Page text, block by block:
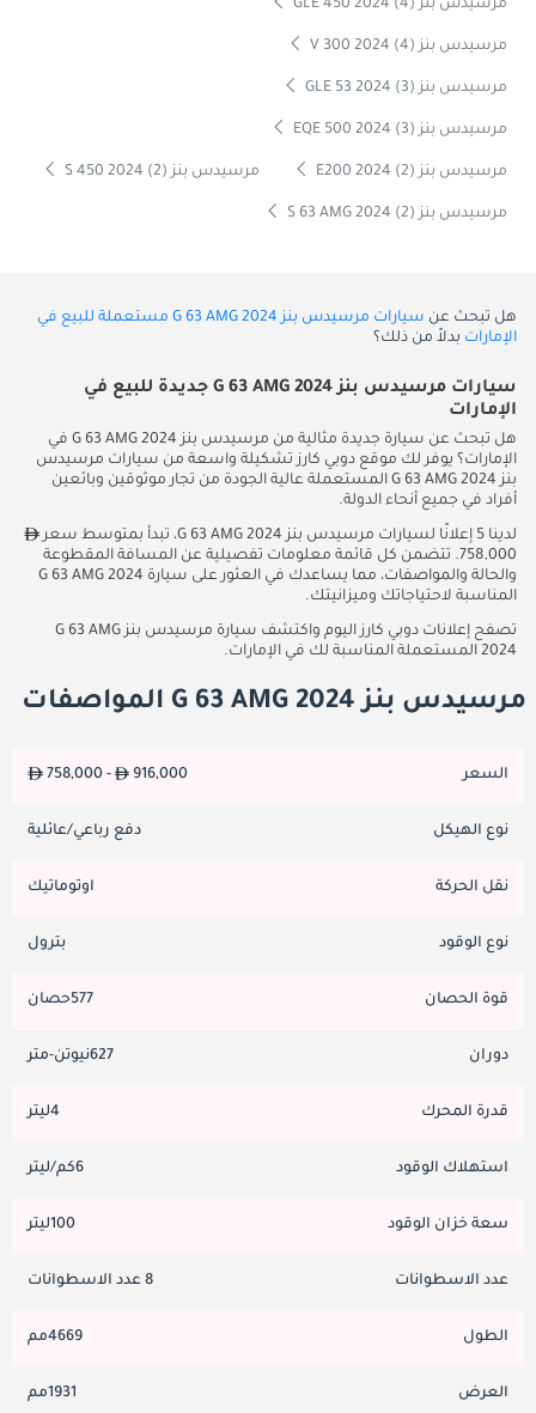
مرسيدس بنز GLE 450 2024 (4)
مرسيدس بنز V 300 2024 (4)
مرسيدس بنز GLE 53 2024 (3)
مرسيدس بنز EQE 500 2024 (3)
مرسيدس بنز E200 2024 (2) مرسيدس بنز S 450 2024 (2)
مرسيدس بنز S 63 AMG 2024 (2)
هل تبحث عن
سيارات مرسيدس بنز G 63 AMG 2024 مستعملة للبيع في
الإمارات بدلاً من ذلك؟
سيارات مرسيدس بنز G 63 AMG 2024 جديدة للبيع في
الإمارات
هل تبحث عن سيارة جديدة مثالية من مرسيدس بنز G 63 AMG 2024 في
الإمارات؟ يوفر لك موقع دوبي كارز تشكيلة واسعة من سيارات مرسيدس
بنز G 63 AMG 2024 المستعملة عالية الجودة من تجار موثوقين وبائعين
أفراد في جميع أنحاء الدولة.
لدينا 5 إعلانًا لسيارات مرسيدس بنز G 63 AMG 2024، تبدأ بمتوسط سعر
758,000. تتضمن كل قائمة معلومات تفصيلية عن المسافة المقطوعة
والحالة والمواصفات، مما يساعدك في العثور على سيارة G 63 AMG 2024
المناسبة لاحتياجاتك وميزانيتك.
تصفح إعلانات دوبي كارز اليوم واكتشف سيارة مرسيدس بنز G 63 AMG
2024 المستعملة المناسبة لك في الإمارات.
مرسيدس بنز G 63 AMG 2024 المواصفات
السعر 758,000 - 916,000
نوع الهيكل دفع رباعي/عائلية
نقل الحركة اوتوماتيك
نوع الوقود بترول
قوة الحصان 577حصان
دوران 627نيوتن-متر
قدرة المحرك 4ليتر
استهلاك الوقود 6كم/ليتر
سعة خزان الوقود 100ليتر
عدد الاسطوانات 8 عدد الاسطوانات
الطول 4669مم
العرض 1931مم